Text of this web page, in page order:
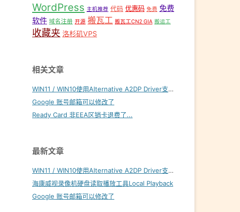
WordPress 主机推荐 代码 优惠码 免费 免费
软件 域名注册 开源 搬瓦工 搬瓦工CN2 GIA 搬运工
收藏夹 洛杉矶VPS
相关文章
WIN11 / WIN10使用Alternative A2DP Driver支持LDAC
Google 账号邮箱可以修改了
Ready Card 非EEA区销卡退费了...
最新文章
WIN11 / WIN10使用Alternative A2DP Driver支持LDAC
海康威视录像机硬盘读取播放工具Local Playback
Google 账号邮箱可以修改了